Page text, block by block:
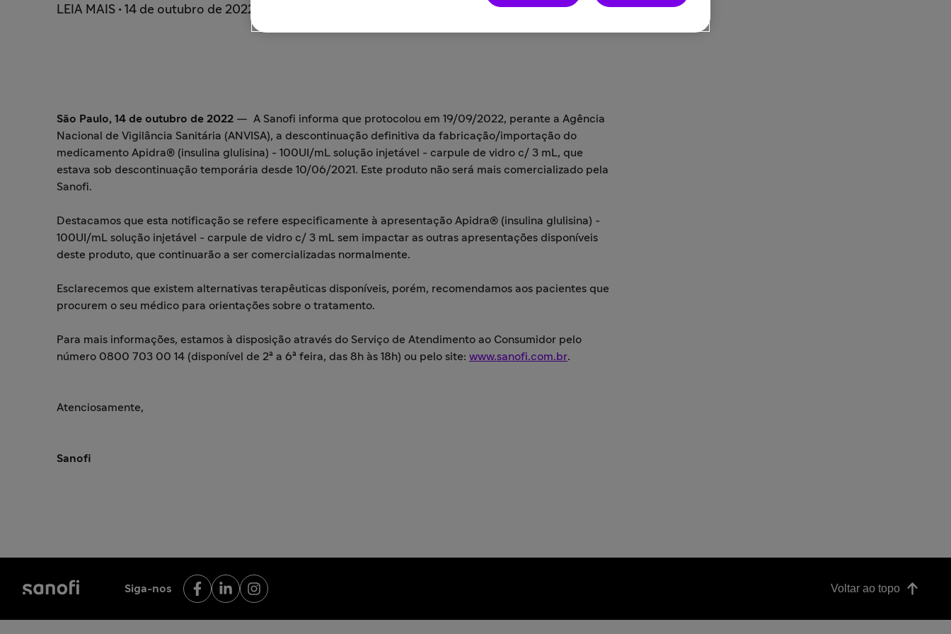
LEIA MAIS • 14 de outubro de 2022
São Paulo, 14 de outubro de 2022 — A Sanofi informa que protocolou em 19/09/2022, perante a Agência
Nacional de Vigilância Sanitária (ANVISA), a descontinuação definitiva da fabricação/importação do
medicamento Apidra® (insulina glulisina) - 100UI/mL solução injetável - carpule de vidro c/ 3 mL, que
estava sob descontinuação temporária desde 10/06/2021. Este produto não será mais comercializado pela
Sanofi.
Destacamos que esta notificação se refere especificamente à apresentação Apidra® (insulina glulisina) -
100UI/mL solução injetável - carpule de vidro c/ 3 mL sem impactar as outras apresentações disponíveis
deste produto, que continuarão a ser comercializadas normalmente.
Esclarecemos que existem alternativas terapêuticas disponíveis, porém, recomendamos aos pacientes que
procurem o seu médico para orientações sobre o tratamento.
Para mais informações, estamos à disposição através do Serviço de Atendimento ao Consumidor pelo
número 0800 703 00 14 (disponível de 2ª a 6ª feira, das 8h às 18h) ou pelo site: www.sanofi.com.br.
Atenciosamente,
Sanofi
Siga-nos Voltar ao topo